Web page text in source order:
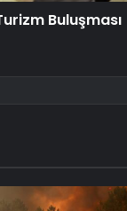
Buluşması